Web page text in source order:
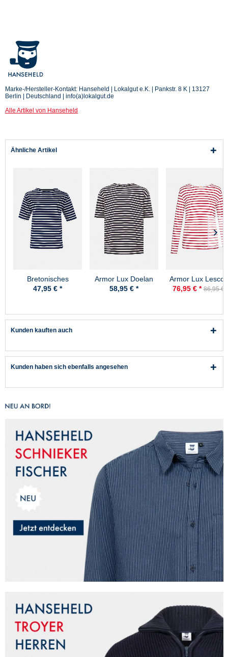
Marke-/Hersteller-Kontakt: Hanseheld | Lokalgut e.K. | Pankstr. 8 K | 13127
Berlin | Deutschland | info(a)lokalgut.de
Alle Artikel von Hanseheld
Ähnliche Artikel
Bretonisches
Fischerhemd Damen
47,95 € *
Armor Lux Doelan
marine-natur
58,95 € *
Armor Lux
weiß-rot Damen
76,95 € * 86,95 € *
Kunden kauften auch
Kunden haben sich ebenfalls angesehen